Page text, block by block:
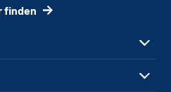
finden